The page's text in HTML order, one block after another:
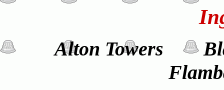
Alton Towers